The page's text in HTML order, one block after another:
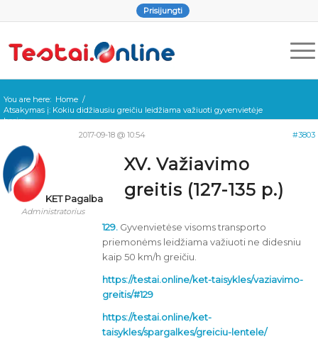
Prisijungti
You are here: Home /
Atsakymas į: Kokiu didžiausiu greičiu leidžiama važiuoti gyvenvietėje
besim...
2017-09-18 @ 10:54
#3803
KET Pagalba
Administratorius
XV. Važiavimo
greitis (127-135 p.)
129. Gyvenvietėse visoms transporto
priemonėms leidžiama važiuoti ne didesniu
kaip 50 km/h greičiu.
https://testai.online/ket-taisykles/vaziavimo-
greitis/#129
https://testai.online/ket-
taisykles/spargalkes/greiciu-lentele/